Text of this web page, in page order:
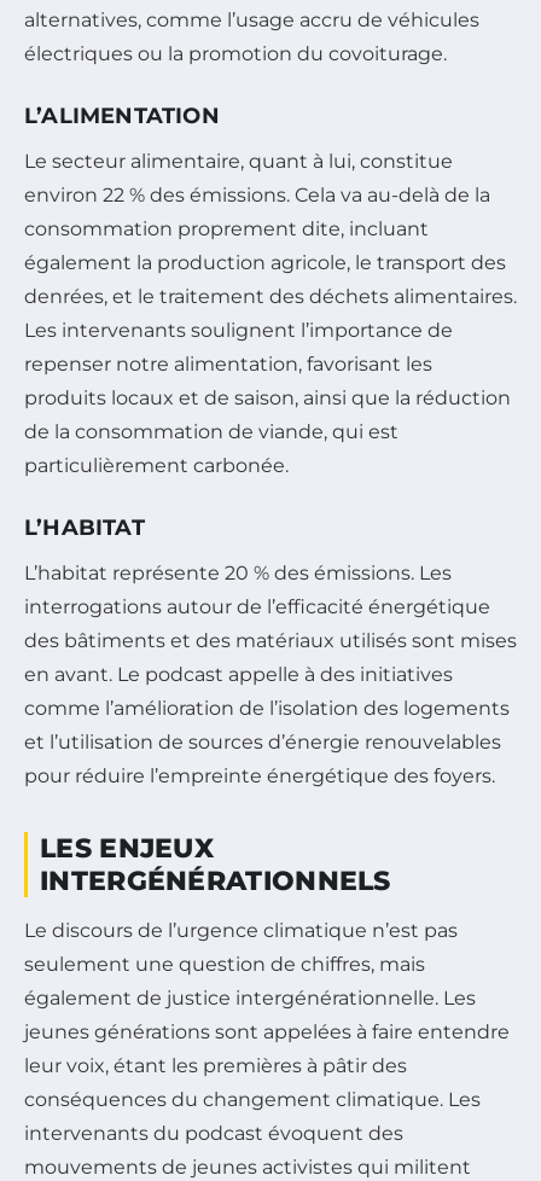
alternatives, comme l’usage accru de véhicules
électriques ou la promotion du covoiturage.
L’ALIMENTATION
Le secteur alimentaire, quant à lui, constitue
environ 22 % des émissions. Cela va au-delà de la
consommation proprement dite, incluant
également la production agricole, le transport des
denrées, et le traitement des déchets alimentaires.
Les intervenants soulignent l’importance de
repenser notre alimentation, favorisant les
produits locaux et de saison, ainsi que la réduction
de la consommation de viande, qui est
particulièrement carbonée.
L’HABITAT
L’habitat représente 20 % des émissions. Les
interrogations autour de l’efficacité énergétique
des bâtiments et des matériaux utilisés sont mises
en avant. Le podcast appelle à des initiatives
comme l’amélioration de l’isolation des logements
et l’utilisation de sources d’énergie renouvelables
pour réduire l’empreinte énergétique des foyers.
LES ENJEUX
INTERGÉNÉRATIONNELS
Le discours de l’urgence climatique n’est pas
seulement une question de chiffres, mais
également de justice intergénérationnelle. Les
jeunes générations sont appelées à faire entendre
leur voix, étant les premières à pâtir des
conséquences du changement climatique. Les
intervenants du podcast évoquent des
mouvements de jeunes activistes qui militent